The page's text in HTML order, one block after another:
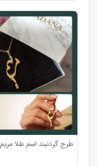
طرح گردنبند اسم طلا مریم